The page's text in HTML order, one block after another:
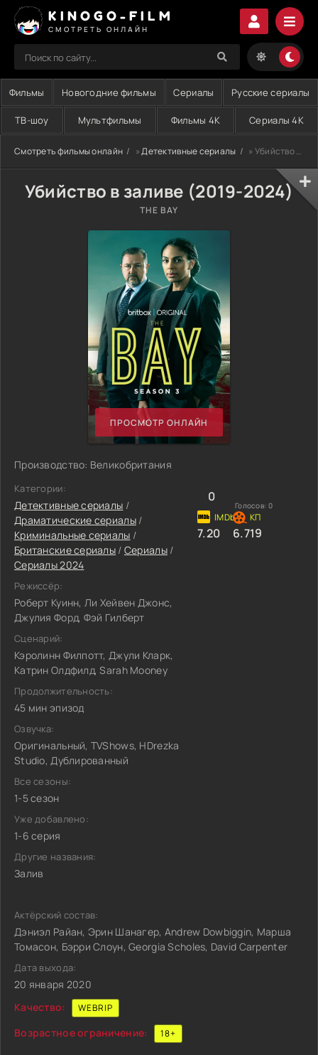
KINOGO-FILM
СМОТРЕТЬ ОНЛАЙН
Фильмы Новогодние фильмы Сериалы Русские сериалы
ТВ-шоу Мультфильмы Фильмы 4K Сериалы 4K
Смотреть фильмы онлайн »Детективные сериалы » Убийство в заливе (2019-2024)
Убийство в заливе (2019-2024)
THE BAY
ПРОСМОТР ОНЛАЙН
Производство: Великобритания
Категории:
Детективные сериалы /
Драматические сериалы/
Криминальные сериалы /
Британские сериалы / Сериалы/
Сериалы 2024
Режиссёр:
Роберт Куинн, Ли Хейвен Джонс,
Джулия Форд, Фэй Гилберт
Сценарий:
Кэролинн Филпотт, Джули Кларк,
Катрин Олдфилд, Sarah Mooney
Продолжительность:
45 мин эпизод
Озвучка:
Оригинальный, TVShows, HDrezka
Studio, Дублированный
Все сезоны:
1-5 сезон
Уже добавлено:
1-6 серия
Другие названия:
Залив
0
Голосов: 0
7.20 6.719
Актёрский состав:
Дэниэл Райан, Эрин Шанагер, Andrew Dowbiggin, Марша
Томасон, Бэрри Слоун, Georgia Scholes, David Carpenter
Дата выхода:
20 января 2020
Качество:
WEBRIP
Возрастное ограничение: 18+